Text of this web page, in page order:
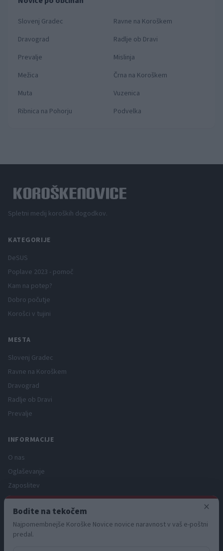
Slovenj Gradec
Ravne na Koroškem
Dravograd
Radlje ob Dravi
Prevalje
Mislinja
Mežica
Črna na Koroškem
Muta
Vuzenica
Ribnica na Pohorju
Podvelka
Spletni medij koroških dogodkov.
KATEGORIJE
DeSUS
Poplave 2023 - pomoč
Kam na potep?
Dobro počutje
Korošci v tujini
MESTA
Slovenj Gradec
Ravne na Koroškem
Dravograd
Radlje ob Dravi
Prevalje
INFORMACIJE
O nas
Oglaševanje
Zaposlitev
Pravno obvestilo
Zasebnost in piškotki
Storitve
×
Bodite na tekočem
Najpomembnejše Koroške Novice novice naravnost v vaš e-poštni
predal.